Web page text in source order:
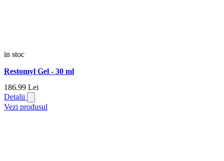
in stoc
Restomyl Gel - 30 ml
186.99 Lei
Detalii
Vezi produsul